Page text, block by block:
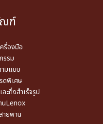
ฑ์
รื่องมือ
รรม
มแบบ
ดพิเศษ
ะกึ่งสำเร็จรูป
นLenox
ายพาน